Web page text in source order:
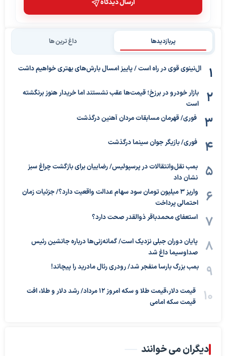
ارسال دیدگاه
پربازدیدها داغ ترین ها
ال‌نینوی قوی در راه است / پاییز امسال بارش‌های بهتری خواهیم داشت
بازار خودرو در برزخ؛ قیمت‌ها عقب نشستند اما خریدار هنوز برنگشته
است
فوری/ قهرمان مسابقات مردان آهنین درگذشت
فوری/ بازیگر جوان سینما درگذشت
بمب نقل‌وانتقالات در پرسپولیس/ رضاییان برای بازگشت چراغ سبز
نشان داد
واریز ۳ میلیون تومان سود سهام عدالت واقعیت دارد؟/ جزئیات زمان
احتمالی پرداخت
استعفای محمدباقر ذوالقدر صحت دارد؟
پایان دوران جبلی نزدیک است/ گمانه‌زنی‌ها درباره جانشین رئیس
صداوسیما داغ شد
بمب بزرگ بارسا منفجر شد/ رودری رئال مادرید را پیچاند!
قیمت دلار،قیمت طلا و سکه امروز ۱۲ مرداد/ رشد دلار و طلا، افت
قیمت سکه امامی
دیگران می خوانند